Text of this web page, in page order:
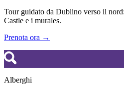
Tour guidato da Dublino verso il
Castle e i murales.
Prenota ora →
Alberghi